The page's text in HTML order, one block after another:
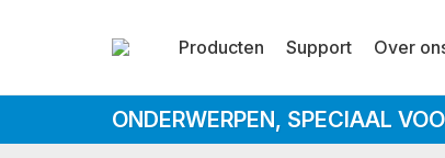
Producten Support Over
ONDERWERPEN, SPECIAAL